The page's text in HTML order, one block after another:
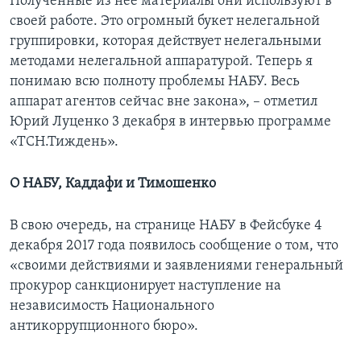
своей работе. Это огромный букет нелегальной
группировки, которая действует нелегальными
методами нелегальной аппаратурой. Теперь я
понимаю всю полноту проблемы НАБУ. Весь
аппарат агентов сейчас вне закона», – отметил
Юрий Луценко 3 декабря в интервью программе
«ТСН.Тиждень».
О НАБУ, Каддафи и Тимошенко
В свою очередь, на странице НАБУ в Фейсбуке 4
декабря 2017 года появилось сообщение о том, что
«своими действиями и заявлениями генеральный
прокурор санкционирует наступление на
независимость Национального
антикоррупционного бюро».